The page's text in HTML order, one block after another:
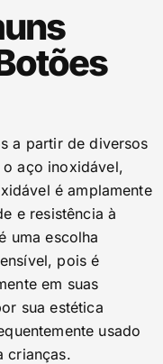
a partir de diversos
o aço inoxidável,
é amplamente
e resistência à
uma escolha
pois é
em suas
sua estética
usado
crianças.